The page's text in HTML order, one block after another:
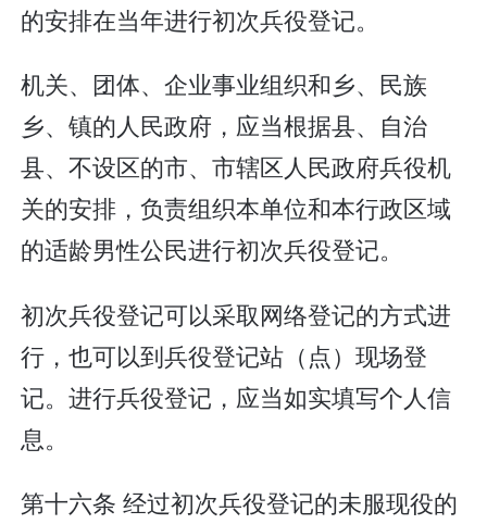
的安排在当年进行初次兵役登记。
机关、团体、企业事业组织和乡、民族
乡、镇的人民政府，应当根据县、自治
县、不设区的市、市辖区人民政府兵役机
关的安排，负责组织本单位和本行政区域
的适龄男性公民进行初次兵役登记。
初次兵役登记可以采取网络登记的方式进
行，也可以到兵役登记站（点）现场登
记。进行兵役登记，应当如实填写个人信
息。
第十六条 经过初次兵役登记的未服现役的